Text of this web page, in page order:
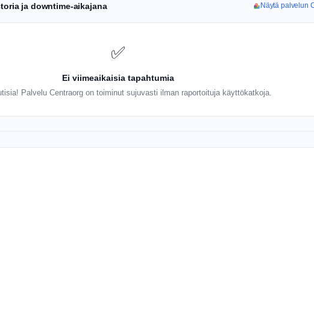
ja downtime-aikajana Näytä palvelun
✅
Ei viimeaikaisia tapahtumia
Palvelu Centraorg on toiminut sujuvasti ilman raportoituja käyttökatkoja.